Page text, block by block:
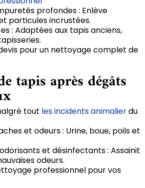
profondes : Enlève
particules incrustées.
: Adaptées aux tapis anciens,
pour un nettoyage complet de
tapis après dégâts
tout les incidents animalierdu
et odeurs : Urine, boue, poils et
et désinfectants : Assainit
odeurs.
professionnel pour vos